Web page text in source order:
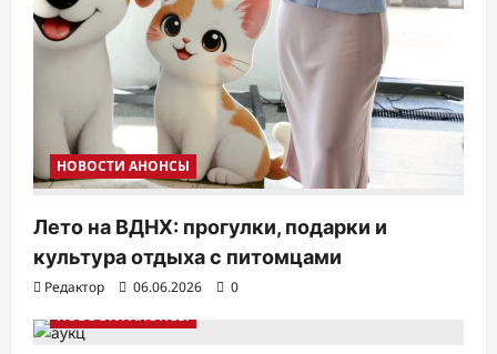
НОВОСТИ АНОНСЫ
Лето на ВДНХ: прогулки, подарки и
культура отдыха с питомцами
Редактор 06.06.2026
0
НОВОСТИ АНОНСЫ